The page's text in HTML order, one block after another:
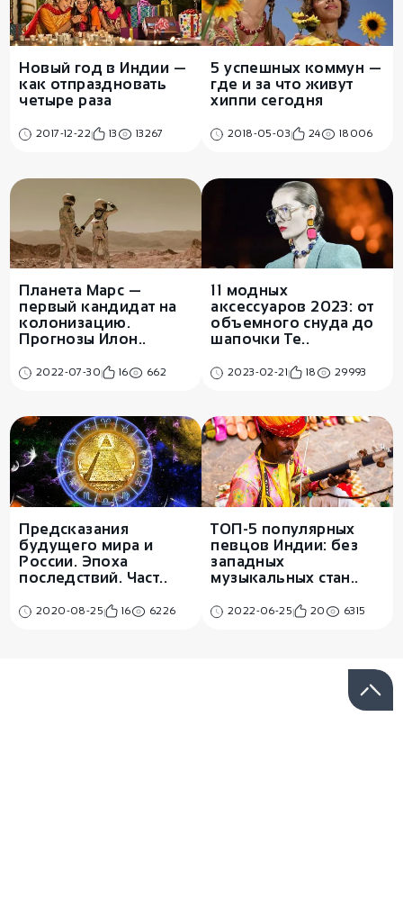
Новый год в Индии —
как отпраздновать
четыре раза
2017-12-22 13 13267
5 успешных коммун —
где и за что живут
хиппи сегодня
2018-05-03 24 18006
Планета Марс —
первый кандидат на
колонизацию.
Прогнозы Илон..
2022-07-30 16 662
11 модных
аксессуаров 2023: от
объемного снуда до
шапочки Те..
2023-02-21 18 29993
Предсказания
будущего мира и
России. Эпоха
последствий. Част..
2020-08-25 16 6226
ТОП-5 популярных
певцов Индии: без
западных
музыкальных стан..
2022-06-25 20 6315